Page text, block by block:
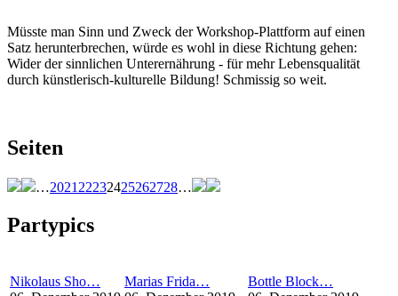
Müsste man Sinn und Zweck der Workshop-Plattform auf einen
Satz herunterbrechen, würde es wohl in diese Richtung gehen:
Wider der sinnlichen Unterernährung - für mehr Lebensqualität
durch künstlerisch-kulturelle Bildung! Schmissig so weit.
Seiten
…2021 22232425262728…
Partypics
Nikolaus Sho…
Marias Frida…
Bottle Block…